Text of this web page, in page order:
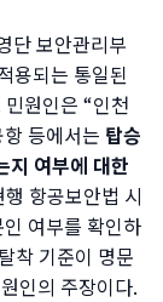
단 보안관리부
용되는 통일된
원인은 “인천
등에서는 탑승
지 여부에 대한
항공보안법 시
여부를 확인하
착 기준이 명문
인의 주장이다.